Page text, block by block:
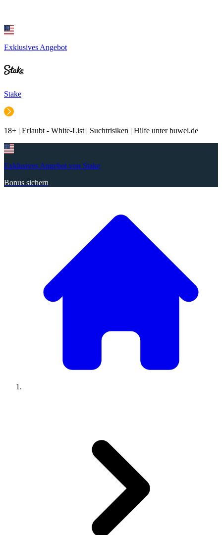
Exklusives Angebot
Stake
18+ | Erlaubt - White-List | Suchtrisiken | Hilfe unter buwei.de
Exklusives Angebot von Stake
Bonus sichern